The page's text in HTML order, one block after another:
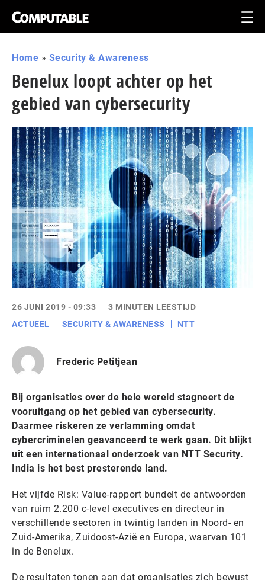
Home » Security & Awareness
Benelux loopt achter op het
gebied van cybersecurity
26 JUNI 2019 - 09:33
3 MINUTEN LEESTIJD
ACTUEEL
SECURITY & AWARENESS NTT
Frederic Petitjean
Bij organisaties over de hele wereld stagneert de
vooruitgang op het gebied van cybersecurity.
Daarmee riskeren ze verlamming omdat
cybercriminelen geavanceerd te werk gaan. Dit blijkt
uit een internationaal onderzoek van NTT Security.
India is het best presterende land.
Het vijfde Risk: Value-rapport bundelt de antwoorden
van ruim 2.200 c-level executives en directeur in
verschillende sectoren in twintig landen in Noord- en
Zuid-Amerika, Zuidoost-Azië en Europa, waarvan 101
in de Benelux.
De resultaten tonen aan dat organisaties zich bewust